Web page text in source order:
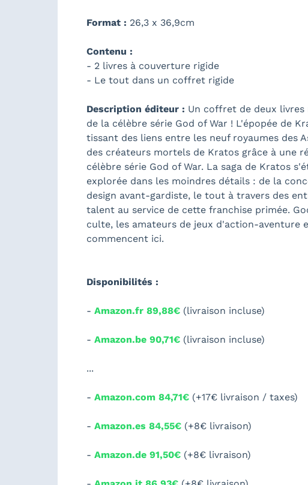
Format : 26,3 x 36,9cm
Contenu :
- 2 livres à couverture rigide
- Le tout dans un coffret rigide
Description éditeur : Un coffret de deux
de la célèbre série God of War ! L'épopée de
tissant des liens entre les neuf royaumes des
des créateurs mortels de Kratos grâce à une
célèbre série God of War. La saga de Kratos
explorée dans les moindres détails : de la
design avant-gardiste, le tout à travers des
talent au service de cette franchise primée.
culte, les amateurs de jeux d'action-aventure
commencent ici.
Disponibilités :
- Amazon.fr 89,88€ (livraison incluse)
- Amazon.be 90,71€ (livraison incluse)
...
- Amazon.com 84,71€ (+17€ livraison / taxes)
- Amazon.es 84,55€ (+8€ livraison)
- Amazon.de 91,50€ (+8€ livraison)